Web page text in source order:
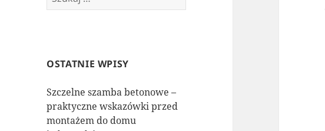
OSTATNIE WPISY
Szczelne szamba betonowe –
praktyczne wskazówki przed
montażem do domu